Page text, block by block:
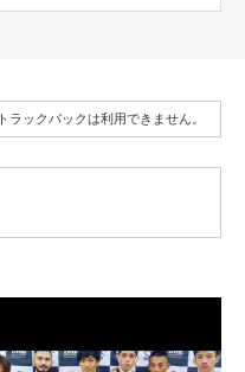
トラックバックは利用できません。